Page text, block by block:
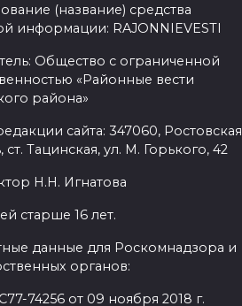
(название) средства
информации: RAJONNIEVESTI
Общество с ограниченной
«Районные вести
района»
сайта: 347060, Ростовская
ст. Тацинская, ул. М. Горького, 42
Н.Н. Игнатова
старше 16 лет.
данные для Роскомнадзора и
органов:
74256 от 09 ноября 2018 г.